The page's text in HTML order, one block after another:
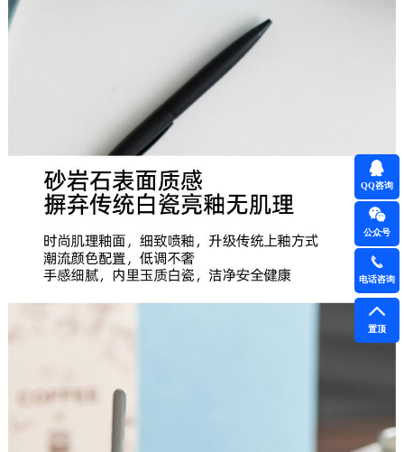
QQ咨询
公众号
电话咨询
置顶